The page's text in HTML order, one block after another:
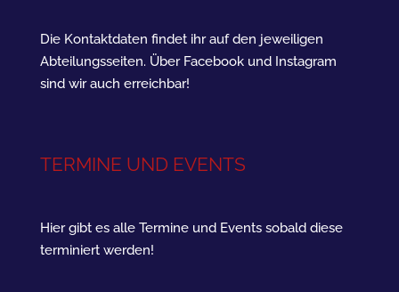
Die Kontaktdaten findet ihr auf den jeweiligen
Abteilungsseiten. Über Facebook und Instagram
sind wir auch erreichbar!
TERMINE UND EVENTS
Hier gibt es alle Termine und Events sobald diese
terminiert werden!